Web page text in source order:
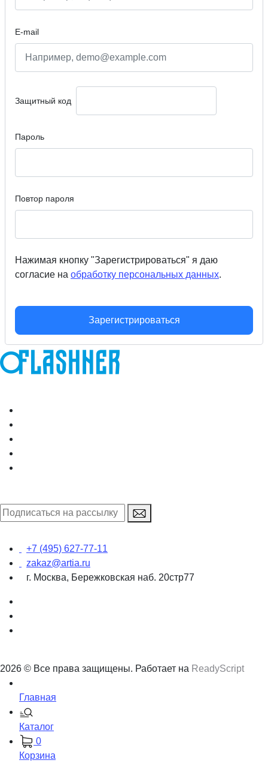
E-mail
Защитный код
Пароль
Повтор пароля
Нажимая кнопку "Зарегистрироваться" я даю
согласие на обработку персональных данных.
Зарегистрироваться
+7 (495) 627-77-11
zakaz@artia.ru
г. Москва, Бережковская наб. 20стр77
2026 © Все права защищены. Работает на ReadyScript
Главная
Каталог
0
Корзина